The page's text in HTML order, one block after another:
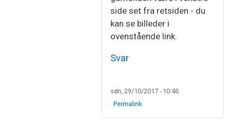
side set fra retsiden - du
kan se billeder i
ovenstående link.
Svar
søn, 29/10/2017 - 10:46
Permalink